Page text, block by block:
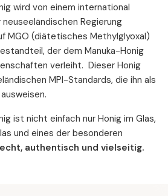
wird von einem international
Regierung
MGO (diätetisches Methylglyoxal)
der dem Manuka-Honig
verleiht. Dieser Honig
MPI-Standards, die ihn als
ist nicht einfach nur Honig im Glas,
und eines der besonderen
echt, authentisch und vielseitig.